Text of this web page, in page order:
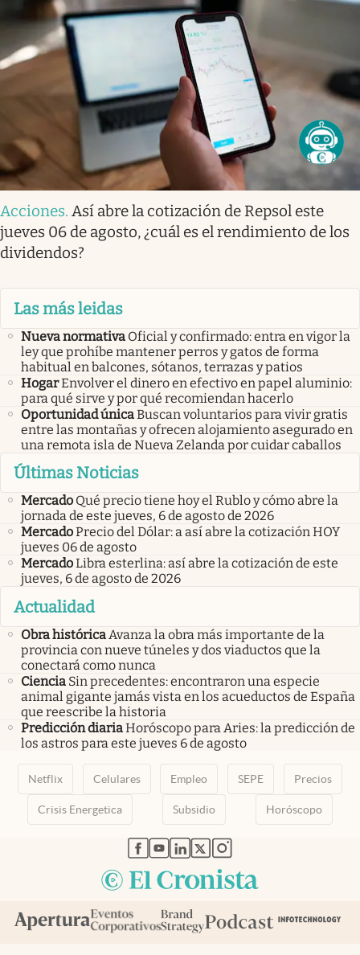
Acciones. Así abre la cotización de Repsol este
jueves 06 de agosto, ¿cuál es el rendimiento de los
dividendos?
Las más leidas
Nueva normativa Oficial y confirmado: entra en vigor la
ley que prohíbe mantener perros y gatos de forma
habitual en balcones, sótanos, terrazas y patios
HogarEnvolver el dinero en efectivo en papel aluminio:
para qué sirve y por qué recomiendan hacerlo
Oportunidad únicaBuscan voluntarios para vivir gratis
entre las montañas y ofrecen alojamiento asegurado en
una remota isla de Nueva Zelanda por cuidar caballos
Últimas Noticias
Mercado Qué precio tiene hoy el Rublo y cómo abre la
jornada de este jueves, 6 de agosto de 2026
MercadoPrecio del Dólar: a así abre la cotización HOY
jueves 06 de agosto
MercadoLibra esterlina: así abre la cotización de este
jueves, 6 de agosto de 2026
Actualidad
Obra históricaAvanza la obra más importante de la
provincia con nueve túneles y dos viaductos que la
conectará como nunca
Ciencia Sin precedentes: encontraron una especie
animal gigante jamás vista en los acueductos de España
que reescribe la historia
Predicción diariaHoróscopo para Aries: la predicción de
los astros para este jueves 6 de agosto
Netflix Celulares Empleo SEPE Precios
Crisis Energetica Subsidio Horóscopo
abre en nueva pestaña
abre en nueva pestaña
abre en nueva pestaña
abre en nueva pestaña
abre en nueva pestaña